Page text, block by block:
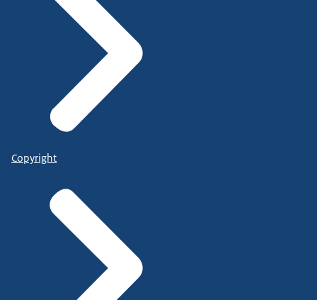
Copyright